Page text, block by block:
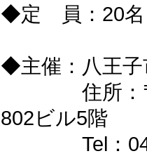
◆定 員：20名
◆主催：八王子
住所：〒
802ビル5階
Tel：042-